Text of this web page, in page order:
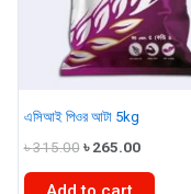
এসিআই পিওর আটা 5kg
৳315.00 Original
was:
৳265.00Current
is: